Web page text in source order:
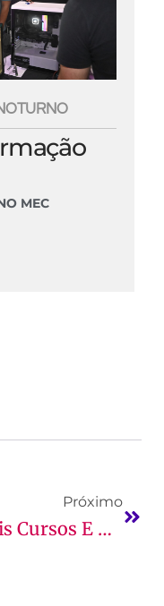
MEC
Próximo
Quais Cursos E Profissões Mais Promissoras Para O Mercado?